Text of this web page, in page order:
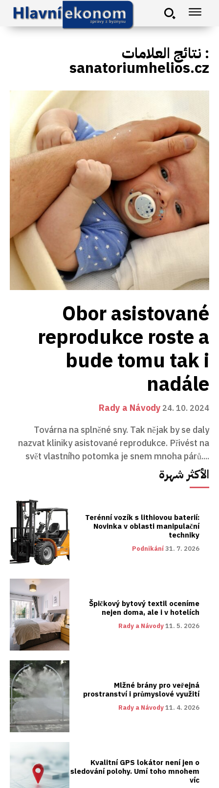
نتائج العلامات :
sanatoriumhelios.cz
Obor asistované
reprodukce roste a
bude tomu tak i
nadále
Rady a Návody 24. 10. 2024
Továrna na splněné sny. Tak nějak by se daly
nazvat kliniky asistované reprodukce. Přivést na
svět vlastního potomka je snem mnoha párů....
الأكثر شهرة
Terénní vozík s lithiovou baterií:
Novinka v oblasti manipulační
techniky
Podnikání31. 7. 2026
Špičkový bytový textil oceníme
nejen doma, ale i v hotelích
Rady a Návody11. 5. 2026
Mlžné brány pro veřejná
prostranství i průmyslové využití
Rady a Návody11. 4. 2026
Kvalitní GPS lokátor není jen o
sledování polohy. Umí toho mnohem
víc